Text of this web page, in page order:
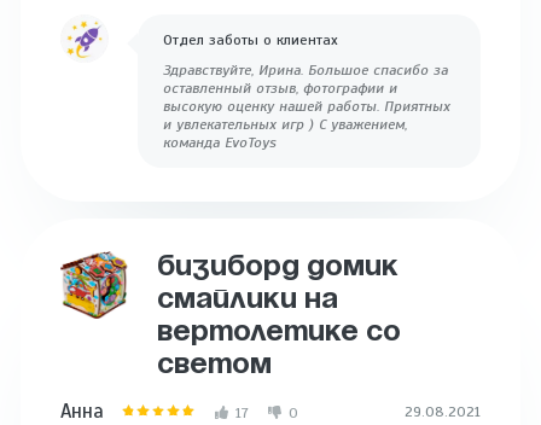
Отдел заботы о клиентах
Здравствуйте, Ирина. Большое спасибо за
оставленный отзыв, фотографии и
высокую оценку нашей работы. Приятных
и увлекательных игр ) С уважением,
команда EvoToys
БИЗИБОРД ДОМИК
СМАЙЛИКИ НА
ВЕРТОЛЕТИКЕ СО
СВЕТОМ
Анна 17 0 29.08.2021